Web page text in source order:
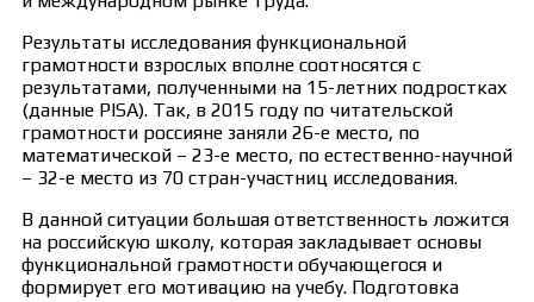
Результаты исследования функциональной
грамотности взрослых вполне соотносятся с
результатами, полученными на 15-летних подростках
(данные PISA). Так, в 2015 году по читательской
грамотности россияне заняли 26-е место, по
математической – 23-е место, по естественно-научной
– 32-е место из 70 стран-участниц исследования.
В данной ситуации большая ответственность ложится
на российскую школу, которая закладывает основы
функциональной грамотности обучающегося и
формирует его мотивацию на учебу. Подготовка